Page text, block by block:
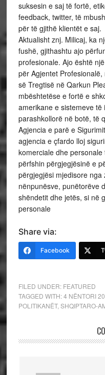
suksesin e saj të fortë,
feedback, twitter, të
për të gjithë klientët e saj.
Aktualisht znj. Milicaj, ka
fushë, gjithashtu ajo
profesionale. Ajo është
për Agjentet
së Tregtisë në Qarkun
mbështetëse e fortë e
amerikane e sistemeve
parashkollorë në botë, të
Agjencia e parë e
agjencia e çfardo lloj
komerciale dhe
përfshin përgjegjësinë e
përgjegjësi mjedisore
nënpunësve, punëtorëve
shëndetit dhe jetës, si në
personale
Share via:
Facebook
FILED UNDER: FEATURED
TAGGED WITH:4 NËNTORI
POLITIKANËT, SHQIPTARO-